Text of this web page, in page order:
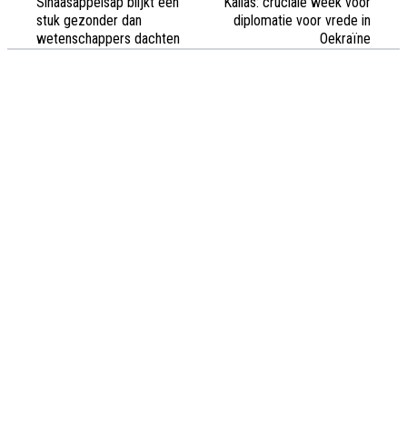
stuk gezonder dan
wetenschappers dachten
diplomatie voor vrede in
Oekraïne